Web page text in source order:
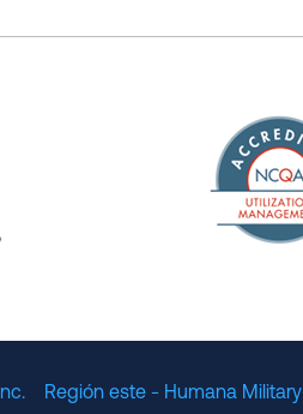
Región este - Humana Military